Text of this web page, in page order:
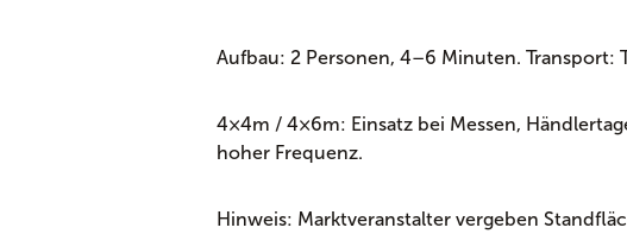
Aufbau: 2 Personen, 4–6 Minuten. Transport:
4×4m / 4×6m: Einsatz bei Messen,
hoher Frequenz.
Hinweis: Marktveranstalter vergeben